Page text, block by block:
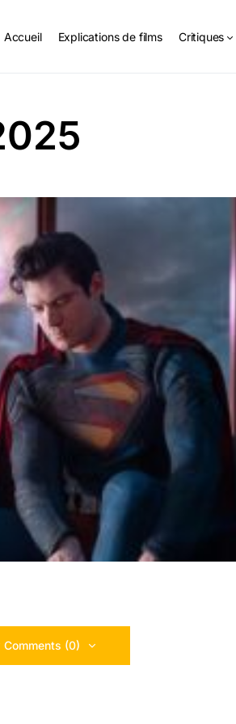
Accueil Explications de films Critiques
Comments (0)